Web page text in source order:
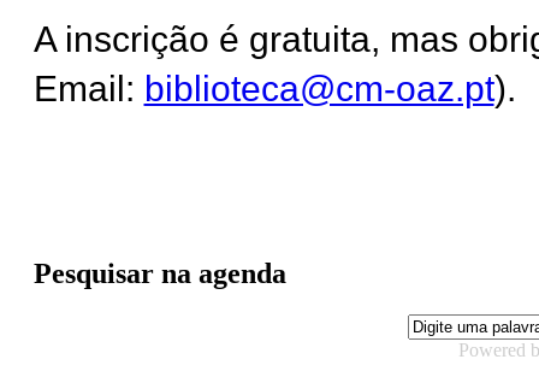
A inscrição é gratuita, mas
Email: biblioteca@cm-oaz.pt).
Pesquisar na agenda
Powered